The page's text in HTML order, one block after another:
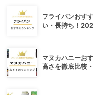
フライパンおす
い・長持ち！
マヌカハニーお
高さを徹底比較